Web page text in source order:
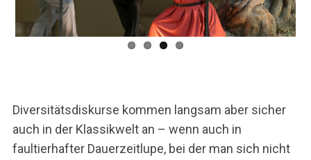
ous
Diversitätsdiskurse kommen langsam aber sicher
auch in der Klassikwelt an – wenn auch in
faultierhafter Dauerzeitlupe, bei der man sich nicht